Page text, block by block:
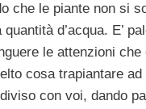
che le piante non si
d’acqua. E’
le attenzioni che
cosa trapiantare
con voi, dando